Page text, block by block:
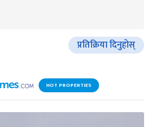
प्रतिक्रिया दिनुहोस्
HOT PROPERTIES